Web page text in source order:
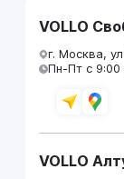
VOLLO
г. Москва,
Пн-Пт с
VOLLO